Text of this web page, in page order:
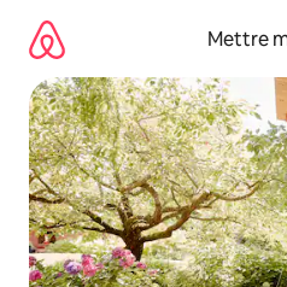
directement
contenu
Mettre